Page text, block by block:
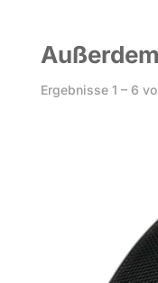
Ergebnisse 1 – 6